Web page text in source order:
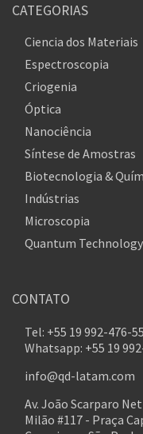
CATEGORIAS
Ciencia dos Materiais
Espectroscopia
Criogenia
Óptica
Nanociência
Síntese de Amostras
Biotecnologia &
Indústrias
Microscopia
Quantum Technology
CONTATO
Tel: +55 19 992-476-
Whatsapp: +55 19
info@qd-latam.com
Av. João Scarparo
Milão #117 - Praça